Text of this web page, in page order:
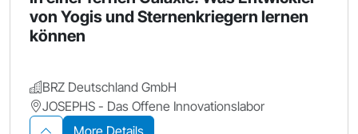
von Yogis und Sternenkriegern lernen
können
BRZ Deutschland GmbH
JOSEPHS - Das Offene Innovationslabor
More Details